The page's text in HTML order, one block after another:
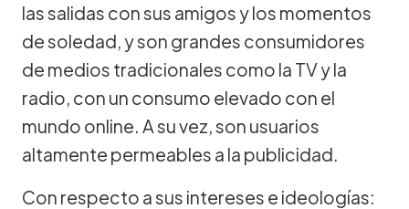
las salidas con sus amigos y los momentos
de soledad, y son grandes consumidores
de medios tradicionales como la TV y la
radio, con un consumo elevado con el
mundo online. A su vez, son usuarios
altamente permeables a la publicidad.
Con respecto a sus intereses e ideologías: